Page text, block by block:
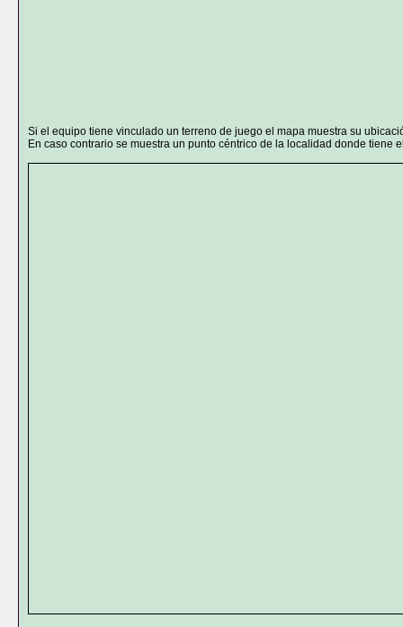
Si el equipo tiene vinculado un terreno de juego el mapa muestra su
En caso contrario se muestra un punto céntrico de la localidad donde tiene